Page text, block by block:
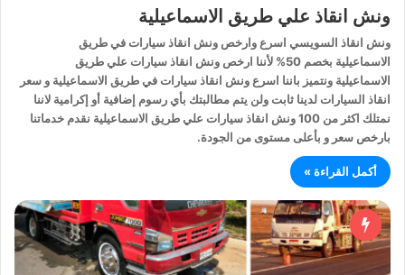
ونش انقاذ علي طريق الاسماعيلية
ونش انقاذ السويسي اسرع وارخص ونش انقاذ سيارات في طريق
الاسماعيلية بخصم 50% لأننا ارخص ونش انقاذ سيارات علي طريق
الاسماعيلية ونتميز باننا اسرع ونش انقاذ سيارات في طريق الاسماعيلية و سعر
انقاذ السيارات لدينا ثابت ولن يتم مطالبتك بأي رسوم إضافية أو إكرامية لاننا
نمتلك اكثر من 100 ونش انقاذ سيارات علي طريق الاسماعيلية نقدم خدماتنا
بارخص سعر و بأعلى مستوى من الجودة.
أكمل القراءة »